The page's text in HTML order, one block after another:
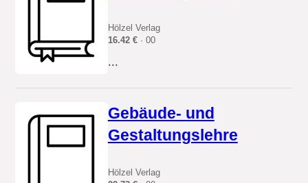
Hölzel Verlag
16.42 €· 00
...
Gebäude- und
Gestaltungslehre
Hölzel Verlag